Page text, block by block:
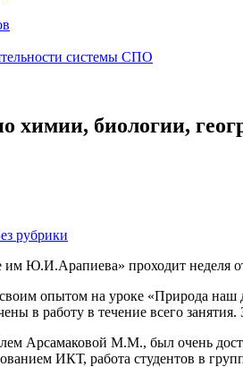
системы СПО
химии, биологии,
рубрики
Ю.И.Арапиева» проходит неделя
опытом на уроке «Природа
в работу в течение всего
Арсамаковой М.М., был очень
ИКТ, работа студентов в